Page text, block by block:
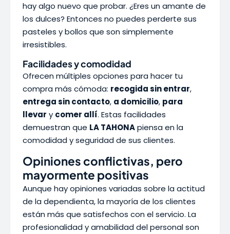
hay algo nuevo que probar. ¿Eres un amante de
los dulces? Entonces no puedes perderte sus
pasteles y bollos que son simplemente
irresistibles.
Facilidades y comodidad
Ofrecen múltiples opciones para hacer tu
compra más cómoda: recogida sin entrar,
entrega sin contacto, a domicilio, para
llevar y comer allí. Estas facilidades
demuestran que LA TAHONApiensa en la
comodidad y seguridad de sus clientes.
Opiniones conflictivas, pero
mayormente positivas
Aunque hay opiniones variadas sobre la actitud
de la dependienta, la mayoría de los clientes
están más que satisfechos con el servicio. La
profesionalidad y amabilidad del personal son